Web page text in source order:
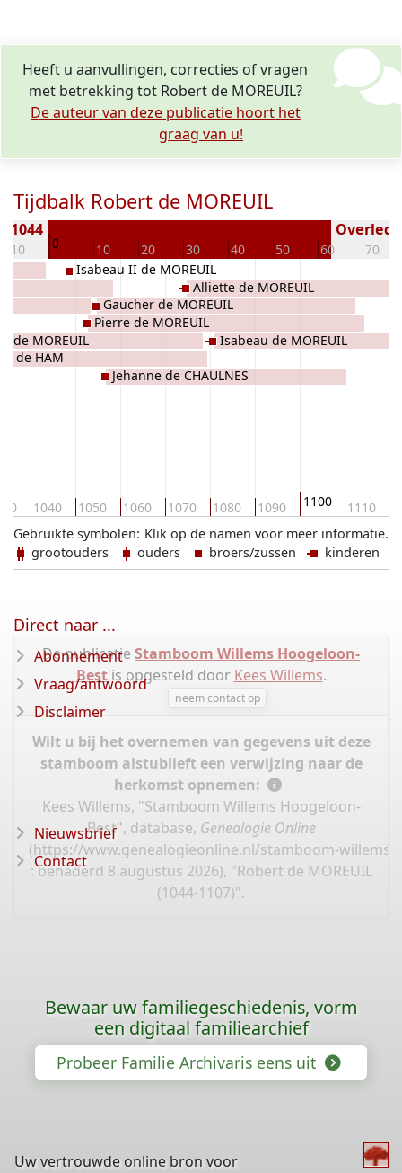
Heeft u aanvullingen, correcties of vragen
met betrekking tot Robert de MOREUIL?
De auteur van deze publicatie hoort het
graag van u!
Tijdbalk Robert de MOREUIL
-10 0 10 20 30 40 50 60 70
1044
1040 1050 1060 1070 1080 1090 1100 1110
de MOREUIL
II de HAM
Isabeau II de MOREUIL
Pierre de MOREUIL
Gaucher de MOREUIL
Jehanne de CHAULNES
Alliette de MOREUIL
Isabeau de MOREUIL
Klik op de namen voor meer informatie.
Gebruikte symbolen:
grootouders
ouders broers/zussen kinderen
De publicatie Stamboom Willems Hoogeloon-
Bestis opgesteld door Kees Willems.
neem contact op
Wilt u bij het overnemen van gegevens uit deze
stamboom alstublieft een verwijzing naar de
herkomst opnemen:
Kees Willems, "Stamboom Willems Hoogeloon-
Best", database, Genealogie Online
(https://www.genealogieonline.nl/stamboom-willems-
: benaderd 8 augustus 2026), "Robert de MOREUIL
(1044-1107)".
Direct naar ...
Abonnement
Vraag/antwoord
Disclaimer
Nieuwsbrief
Contact
Bewaar uw familiegeschiedenis, vorm
een digitaal familiearchief
Probeer Familie Archivaris eens uit
Uw vertrouwde online bron voor